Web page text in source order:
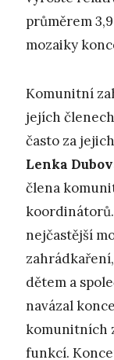
průměrem
mozaiky
Komunitní
jejích
často za
Lenka
člena
koordinátorů.
nejčastější
dětem a
navázal
komunitních
funkcí.